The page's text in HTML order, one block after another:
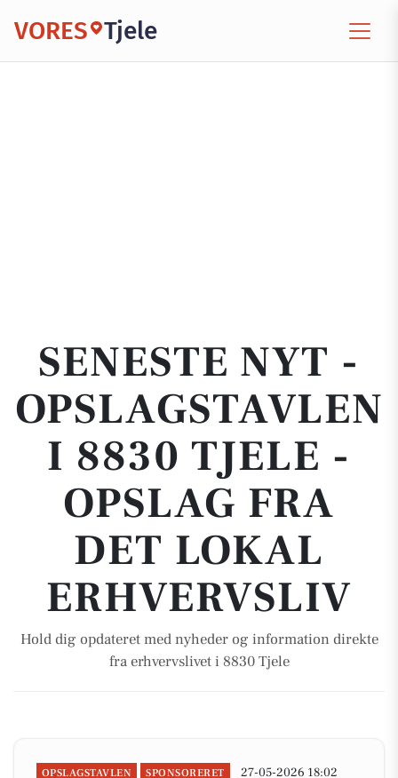
VORES Tjele
SENESTE NYT -
OPSLAGSTAVLEN
I 8830 TJELE -
OPSLAG FRA
DET LOKAL
ERHVERVSLIV
Hold dig opdateret med nyheder og information direkte
fra erhvervslivet i 8830 Tjele
OPSLAGSTAVLEN SPONSORERET 27-05-2026 18:02